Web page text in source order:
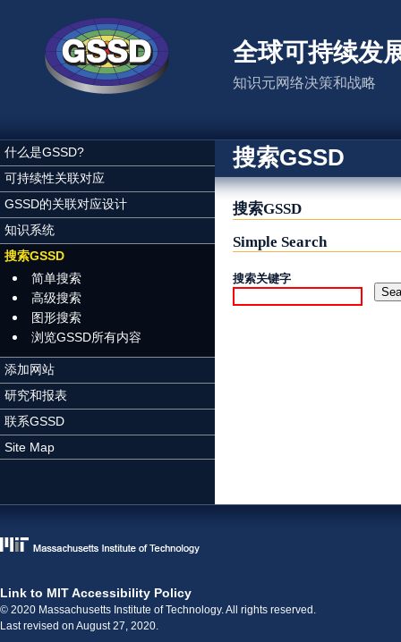
全球可持续发
知识元网络决策和战略
什么是GSSD?
可持续性关联对应
GSSD的关联对应设计
知识系统
搜索GSSD
简单搜索
高级搜索
图形搜索
浏览GSSD所有内容
添加网站
研究和报表
联系GSSD
Site Map
搜索GSSD
搜索GSSD
Simple Search
搜索关键字
Link to MIT Accessibility Policy
© 2020 Massachusetts Institute of Technology. All rights reserved.
Last revised on August 27, 2020.